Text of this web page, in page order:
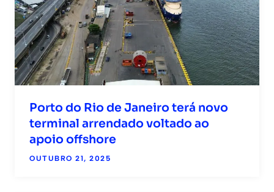
Porto do Rio de Janeiro terá novo
terminal arrendado voltado ao
apoio offshore
OUTUBRO 21, 2025